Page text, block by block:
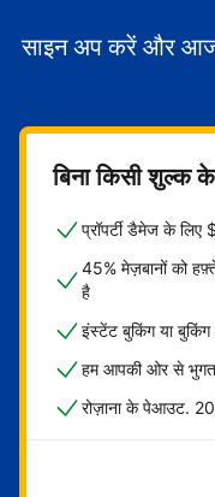
साइन अप करें और आज
बिना किसी शुल्क
प्रॉपर्टी डैमेज के
45% मेज़बानों को
है
इंस्टेंट बुकिंग या
हम आपकी ओर से
रोज़ाना के पेआउट.